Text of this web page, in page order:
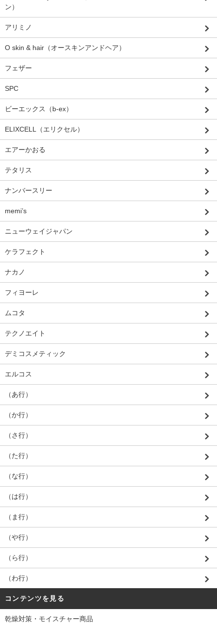
ン）
アリミノ
O skin & hair（オースキンアンドヘア）
フェザー
SPC
ビーエックス（b-ex）
ELIXCELL（エリクセル）
エアーかおる
テタリス
ナンバースリー
memi’s
ニューウェイジャパン
ケラフェクト
ナカノ
フィヨーレ
ムコタ
テクノエイト
デミコスメティック
エルコス
（あ行）
（か行）
（さ行）
（た行）
（な行）
（は行）
（ま行）
（や行）
（ら行）
（わ行）
コンテンツを見る
乾燥対策・モイスチャー商品